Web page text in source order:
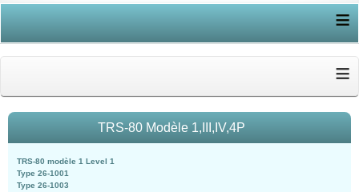
≡
≡
TRS-80 Modèle 1,III,IV,4P
TRS-80 modèle 1 Level 1
Type 26-1001
Type 26-1003